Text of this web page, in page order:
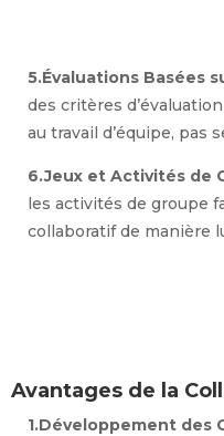
5.Évaluations Basées
des critères
au travail d’équipe, pas
6.Jeux et Activités de
les activités de groupe
collaboratif de manière
Avantages de la
1.Développement des